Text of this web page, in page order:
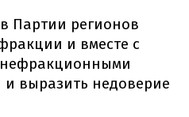
Партии регионов
и вместе с
и выразить недоверие